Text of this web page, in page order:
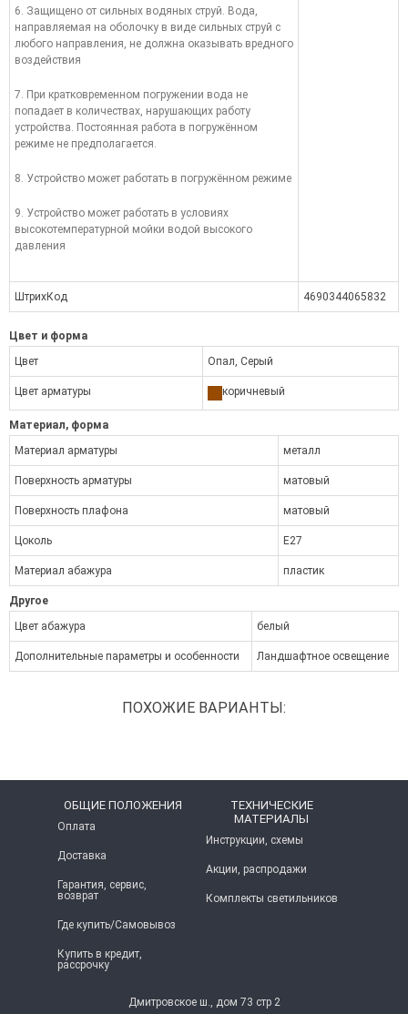
6. Защищено от сильных водяных струй. Вода,
направляемая на оболочку в виде сильных струй с
любого направления, не должна оказывать вредного
воздействия
7. При кратковременном погружении вода не
попадает в количествах, нарушающих работу
устройства. Постоянная работа в погружённом
режиме не предполагается.
8. Устройство может работать в погружённом режиме
9. Устройство может работать в условиях
высокотемпературной мойки водой высокого
давления
ШтрихКод 4690344065832
Цвет и форма
Цвет
Опал, Серый
Цвет арматуры коричневый
Материал, форма
Материал арматуры
металл
Поверхность арматуры матовый
Поверхность плафона матовый
Цоколь E27
Материал абажура пластик
Другое
Цвет абажура
белый
Дополнительные параметры и особенности Ландшафтное освещение
ПОХОЖИЕ ВАРИАНТЫ:
ОБЩИЕ ПОЛОЖЕНИЯ
Оплата
Доставка
Гарантия, сервис,
возврат
Где купить/Самовывоз
Купить в кредит,
рассрочку
ТЕХНИЧЕСКИЕ
МАТЕРИАЛЫ
Инструкции, схемы
Акции, распродажи
Комплекты светильников
Дмитровское ш., дом 73 стр 2